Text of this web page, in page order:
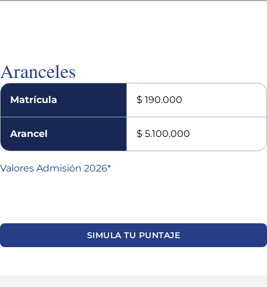
Aranceles
Matrícula $ 190.000
Arancel $ 5.100.000
Valores Admisión 2026*
SIMULA TU PUNTAJE